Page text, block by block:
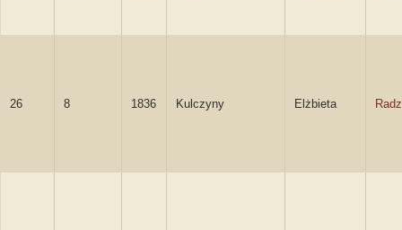
26 8 1836 Kulczyny Elżbieta